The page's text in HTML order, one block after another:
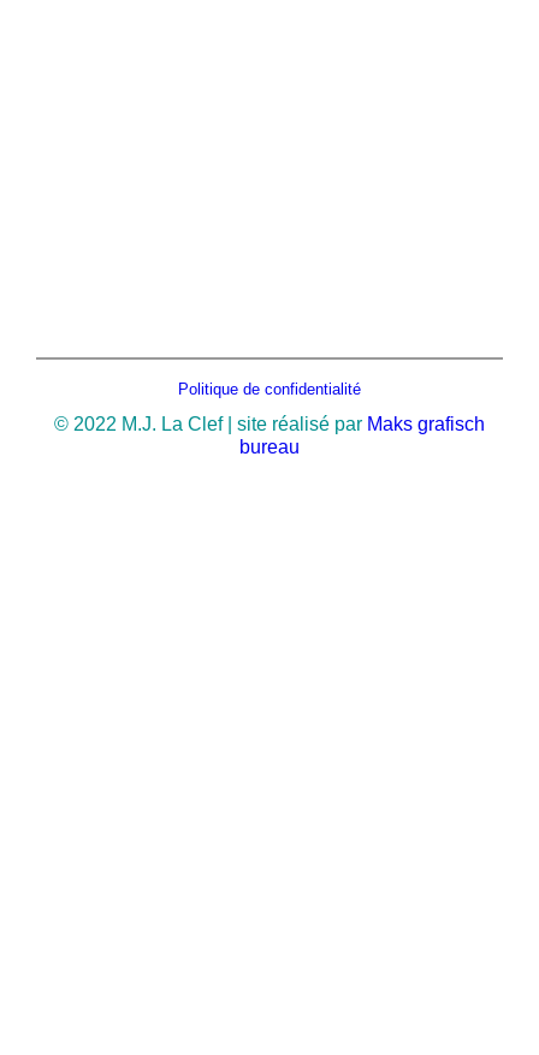
Politique de confidentialité
© 2022 M.J. La Clef | site réalisé par Maks grafisch
bureau